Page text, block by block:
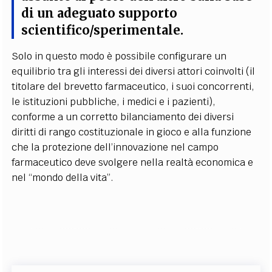
di un adeguato supporto
scientifico/sperimentale.
Solo in questo modo è possibile configurare un
equilibrio tra gli interessi dei diversi attori coinvolti (il
titolare del brevetto farmaceutico, i suoi concorrenti,
le istituzioni pubbliche, i medici e i pazienti),
conforme a un corretto bilanciamento dei diversi
diritti di rango costituzionale in gioco e alla funzione
che la protezione dell’innovazione nel campo
farmaceutico deve svolgere nella realtà economica e
nel “mondo della vita”.